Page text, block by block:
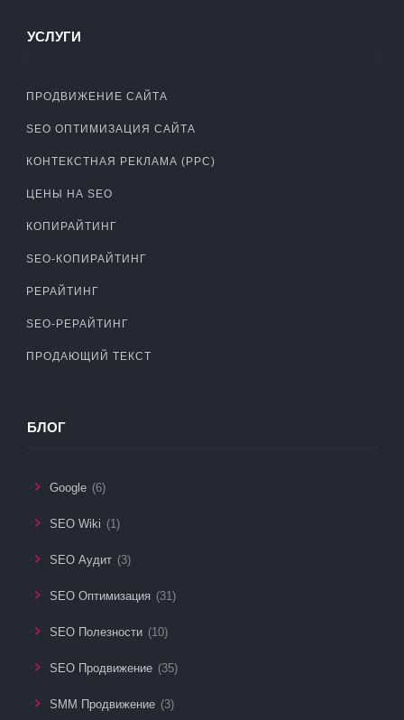
УСЛУГИ
ПРОДВИЖЕНИЕ САЙТА
SEO ОПТИМИЗАЦИЯ САЙТА
КОНТЕКСТНАЯ РЕКЛАМА (PPC)
ЦЕНЫ НА SEO
КОПИРАЙТИНГ
SEO-КОПИРАЙТИНГ
РЕРАЙТИНГ
SEO-РЕРАЙТИНГ
ПРОДАЮЩИЙ ТЕКСТ
БЛОГ
Google (6)
SEO Wiki (1)
SEO Аудит (3)
SEO Оптимизация (31)
SEO Полезности (10)
SEO Продвижение (35)
SMM Продвижение (3)